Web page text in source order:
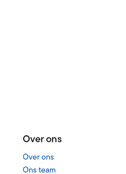
Over ons
Over ons
Ons team